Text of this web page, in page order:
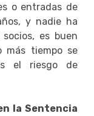
o entradas de
y nadie ha
es buen
más tiempo se
el riesgo de
la Sentencia